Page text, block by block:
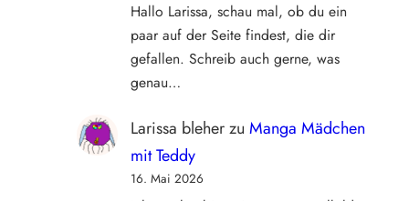
Hallo Larissa, schau mal, ob du ein
paar auf der Seite findest, die dir
gefallen. Schreib auch gerne, was
genau…
Larissa bleherzu Manga Mädchen
mit Teddy
16. Mai 2026